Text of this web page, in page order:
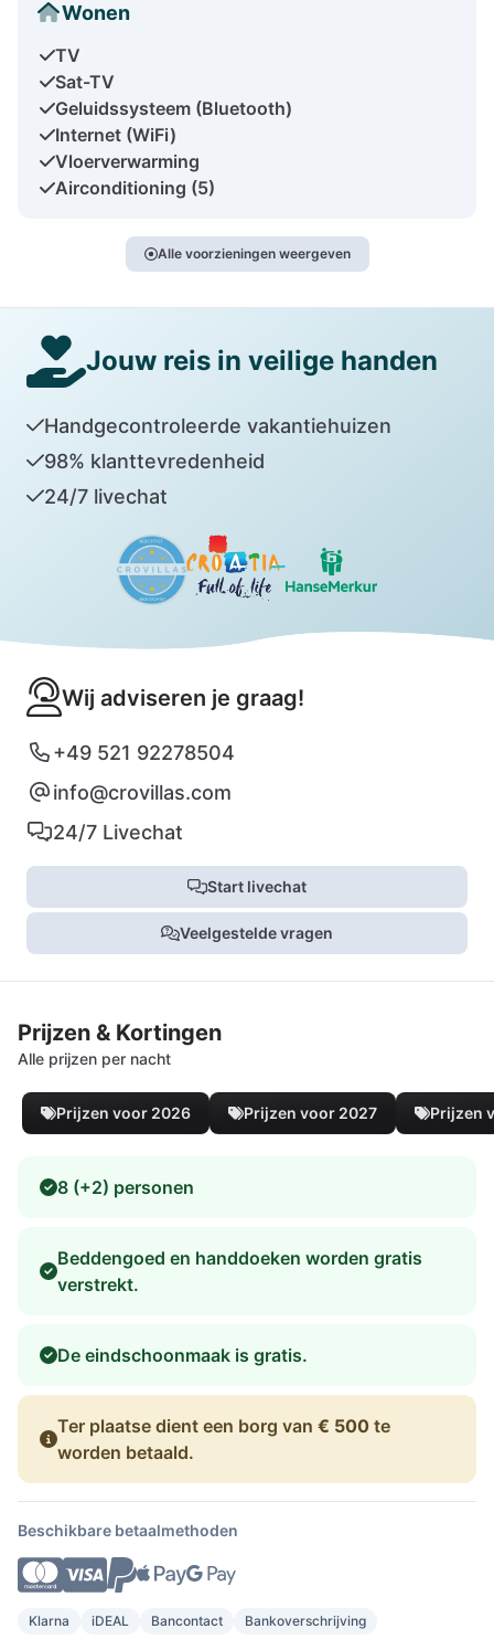
Wonen
TV
Sat-TV
Geluidssysteem (Bluetooth)
Internet (WiFi)
Vloerverwarming
Airconditioning (5)
Alle voorzieningen weergeven
Jouw reis in veilige handen
Handgecontroleerde vakantiehuizen
98% klanttevredenheid
24/7 livechat
Wij adviseren je graag!
+49 521 92278504
info@crovillas.com
24/7 Livechat
Start livechat
Veelgestelde vragen
Prijzen & Kortingen
Alle prijzen per nacht
Prijzen voor 2026 Prijzen voor 2027 Prijzen
8 (+2) personen
Beddengoed en handdoeken worden gratis
verstrekt.
De eindschoonmaak is gratis.
Ter plaatse dient een borg van € 500 te
worden betaald.
Beschikbare betaalmethoden
Klarna iDEAL Bancontact Bankoverschrijving